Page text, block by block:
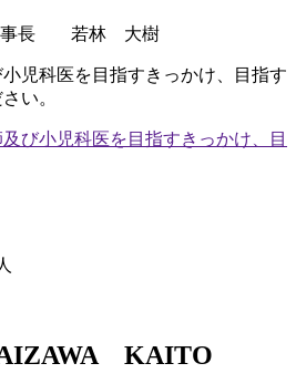
理事長 若林 大樹
児科医を目指すきっかけ、目指す
い。
及び小児科医を目指すきっかけ、目
KAITO